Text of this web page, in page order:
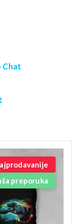
Chat
preporuka